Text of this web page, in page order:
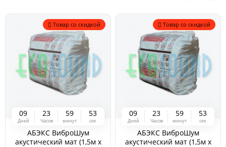
Товар со скидкой
09
Дней
23
Часов
59
минут
53
сек
АБЭКС ВиброШум
акустический мат (1,5м х
Товар со скидкой
09
Дней
23
Часов
59
минут
53
сек
АБЭКС ВиброШум
акустический мат (1,5м х